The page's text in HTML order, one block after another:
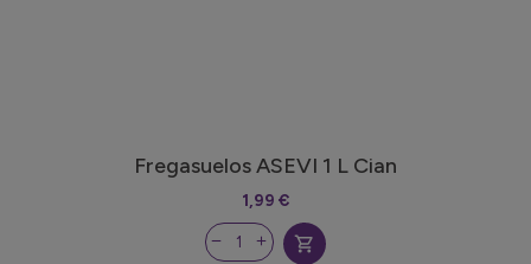
Fregasuelos ASEVI 1 L Cian
1,99 €
shopping_cart